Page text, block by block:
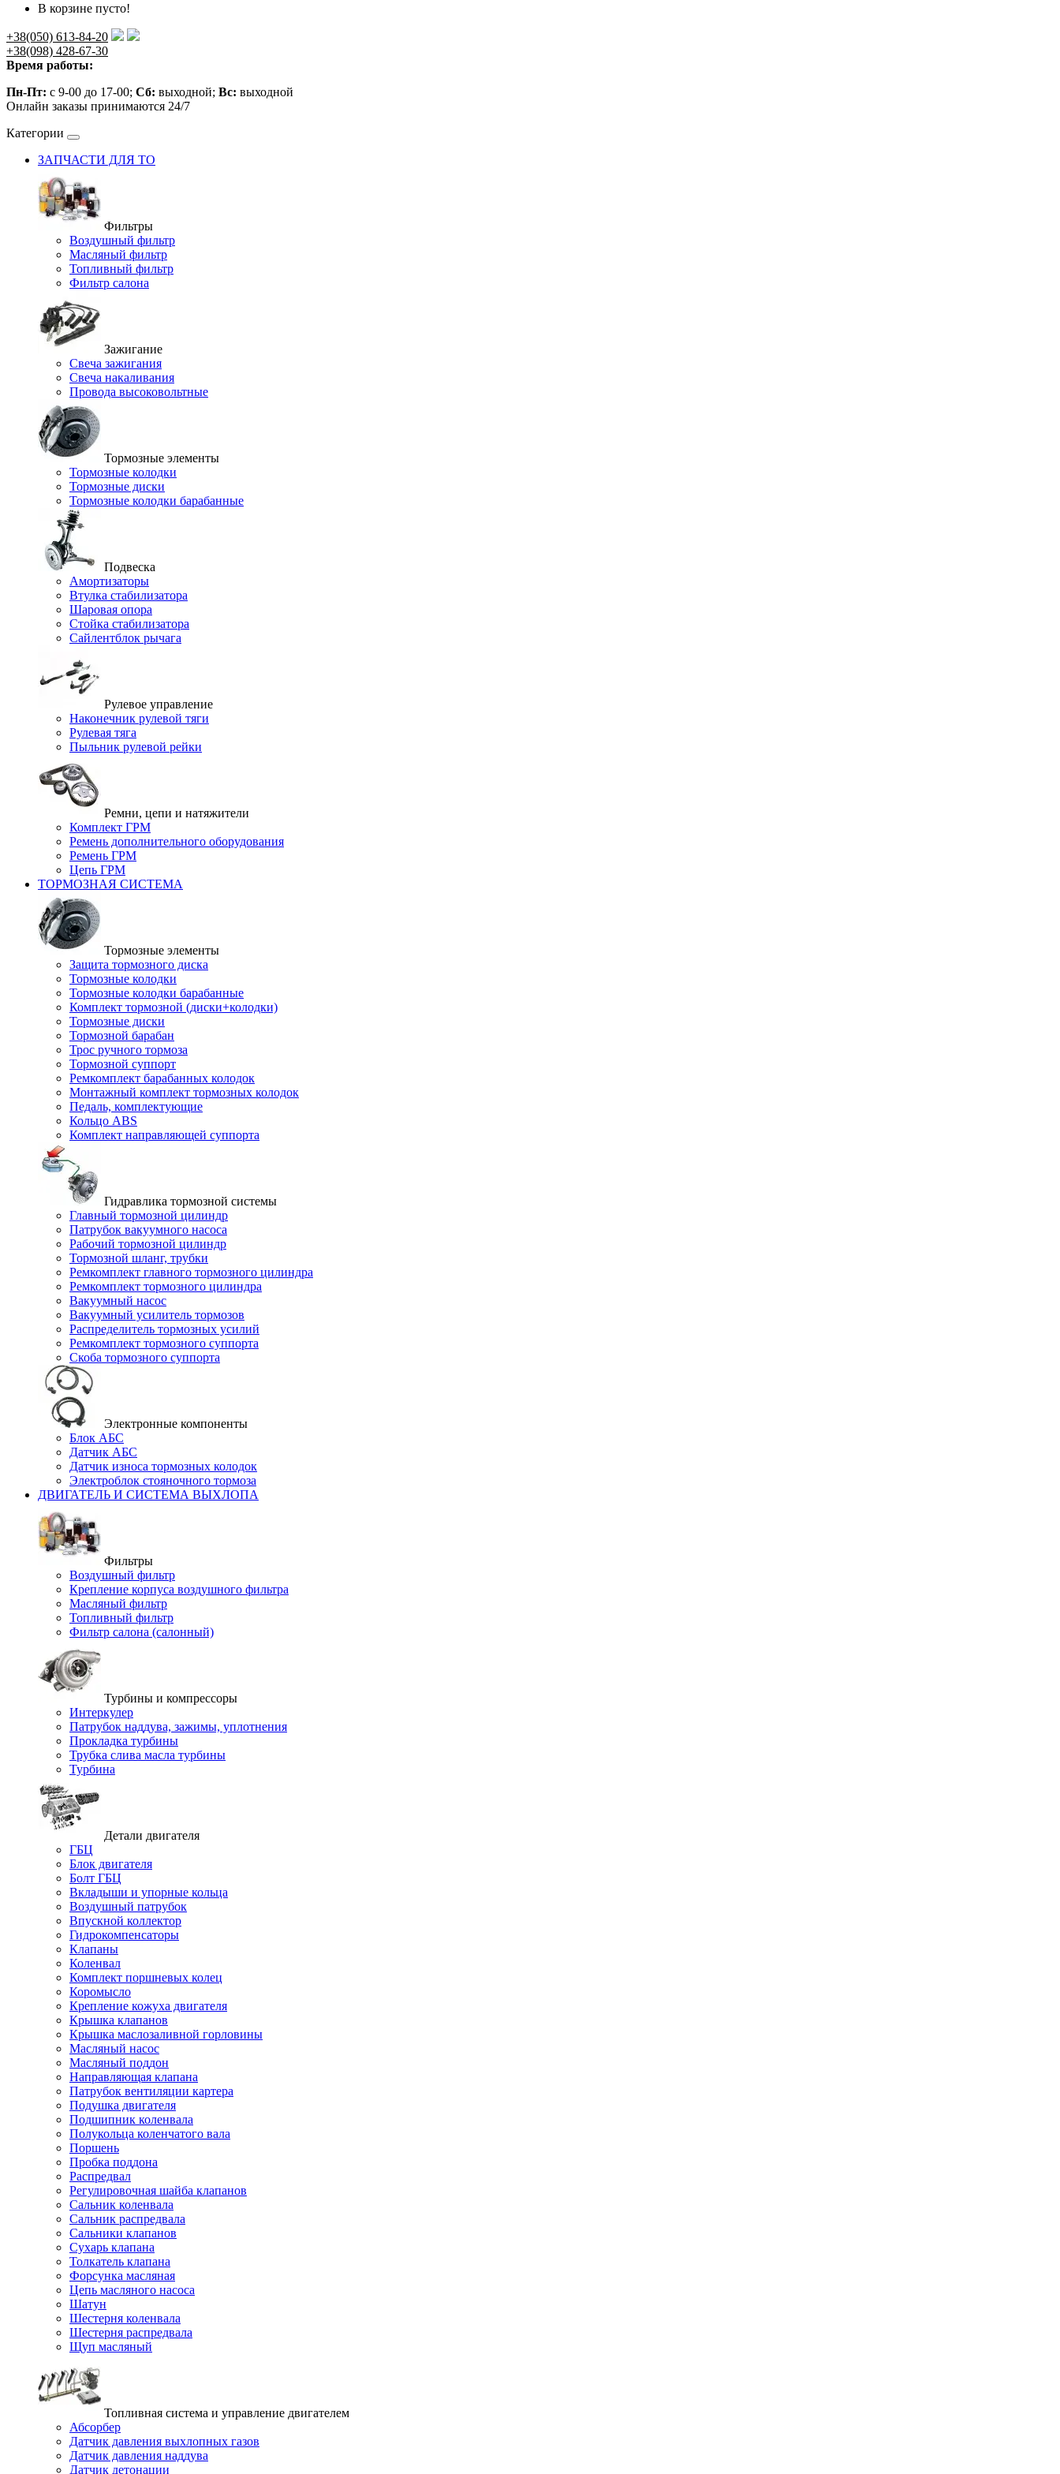
В корзине пусто!
+38(050) 613-84-20
+38(098) 428-67-30
Время работы:
Пн-Пт: с 9-00 до 17-00; Сб: выходной; Вс: выходной
Онлайн заказы принимаются 24/7
Категории
ЗАПЧАСТИ ДЛЯ ТО
Фильтры
Воздушный фильтр
Масляный фильтр
Топливный фильтр
Фильтр салона
Зажигание
Свеча зажигания
Свеча накаливания
Провода высоковольтные
Тормозные элементы
Тормозные колодки
Тормозные диски
Тормозные колодки барабанные
Подвеска
Амортизаторы
Втулка стабилизатора
Шаровая опора
Стойка стабилизатора
Сайлентблок рычага
Рулевое управление
Наконечник рулевой тяги
Рулевая тяга
Пыльник рулевой рейки
Ремни, цепи и натяжители
Комплект ГРМ
Ремень дополнительного оборудования
Ремень ГРМ
Цепь ГРМ
ТОРМОЗНАЯ СИСТЕМА
Тормозные элементы
Защита тормозного диска
Тормозные колодки
Тормозные колодки барабанные
Комплект тормозной (диски+колодки)
Тормозные диски
Тормозной барабан
Трос ручного тормоза
Тормозной суппорт
Ремкомплект барабанных колодок
Монтажный комплект тормозных колодок
Педаль, комплектующие
Кольцо ABS
Комплект направляющей суппорта
Гидравлика тормозной системы
Главный тормозной цилиндр
Патрубок вакуумного насоса
Рабочий тормозной цилиндр
Тормозной шланг, трубки
Ремкомплект главного тормозного цилиндра
Ремкомплект тормозного цилиндра
Вакуумный насос
Вакуумный усилитель тормозов
Распределитель тормозных усилий
Ремкомплект тормозного суппорта
Скоба тормозного суппорта
Электронные компоненты
Блок АБС
Датчик АБС
Датчик износа тормозных колодок
Электроблок стояночного тормоза
ДВИГАТЕЛЬ И СИСТЕМА ВЫХЛОПА
Фильтры
Воздушный фильтр
Крепление корпуса воздушного фильтра
Масляный фильтр
Топливный фильтр
Фильтр салона (салонный)
Турбины и компрессоры
Интеркулер
Патрубок наддува, зажимы, уплотнения
Прокладка турбины
Трубка слива масла турбины
Турбина
Детали двигателя
ГБЦ
Блок двигателя
Болт ГБЦ
Вкладыши и упорные кольца
Воздушный патрубок
Впускной коллектор
Гидрокомпенсаторы
Клапаны
Коленвал
Комплект поршневых колец
Коромысло
Крепление кожуха двигателя
Крышка клапанов
Крышка маслозаливной горловины
Масляный насос
Масляный поддон
Направляющая клапана
Патрубок вентиляции картера
Подушка двигателя
Подшипник коленвала
Полукольца коленчатого вала
Поршень
Пробка поддона
Распредвал
Регулировочная шайба клапанов
Сальник коленвала
Сальник распредвала
Сальники клапанов
Сухарь клапана
Толкатель клапана
Форсунка масляная
Цепь масляного насоса
Шатун
Шестерня коленвала
Шестерня распредвала
Щуп масляный
Топливная система и управление двигателем
Абсорбер
Датчик давления выхлопных газов
Датчик давления наддува
Датчик детонации